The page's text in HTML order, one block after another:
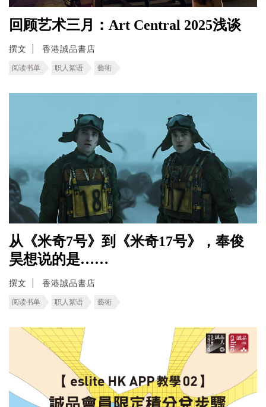
回顾艺术三月：Art Central 2025浅谈
撰文 香港誠品書店
阅读书单 职人絮语 藝術
从《米奇7号》到《米奇17号》，奉俊
昊想说的是……
撰文 香港誠品書店
阅读书单 职人絮语 藝術